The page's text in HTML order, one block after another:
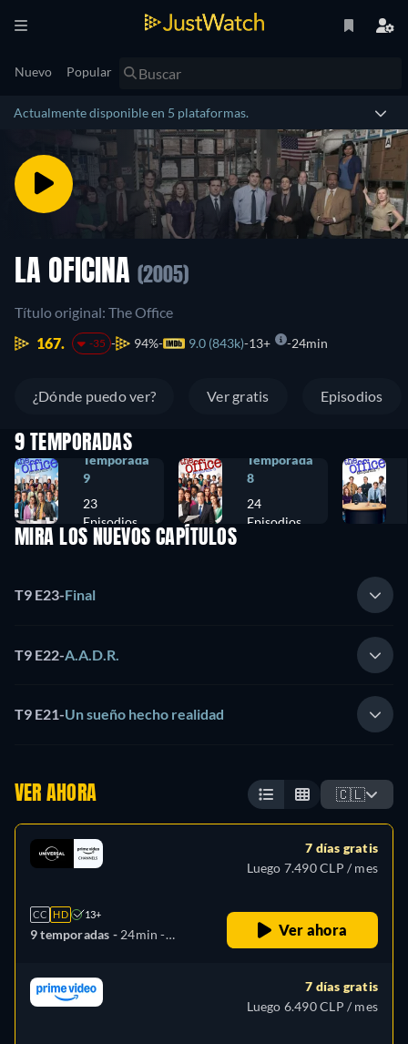
Nuevo Popular
Actualmente disponible en 5 plataformas.
LA OFICINA (2005)
Título original: The Office
167.
-35 94% 9.0 (843k) 13+ 24min
¿Dónde puedo ver? Ver gratis Episodios
9 TEMPORADAS
Temporada
9
23
Episodios
Temporada
8
24
Episodios
MIRA LOS NUEVOS CAPÍTULOS
T9 E23-Final
T9 E22-A.A.D.R.
T9 E21-Un sueño hecho realidad
VER AHORA 🇨🇱
CC HD 13+
9 temporadas - 24min -
Francés, Italiano, Polaco,
Portugués, Turco
7 días gratis
Luego 7.490 CLP / mes
Ver ahora
7 días gratis
Luego 6.490 CLP / mes